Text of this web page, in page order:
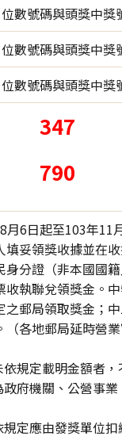
數號碼與頭獎中
數號碼與頭獎中
數號碼與頭獎中
347
790
月6日起至103年11
填妥領獎收據並在
身分證（非本國國
收執聯兌領獎金。
之郵局領取獎金；
（各地郵局延時營
規定載明金額者，
府機關、公營事
定應由發獎單位扣